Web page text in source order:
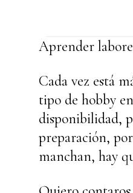
Aprender
Cada vez está
tipo de hobby
disponibilidad,
preparación,
manchan, hay